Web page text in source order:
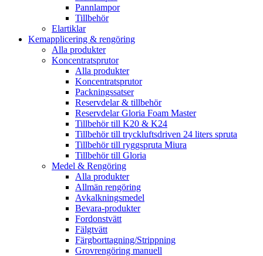
Pannlampor
Tillbehör
Elartiklar
Kemapplicering & rengöring
Alla produkter
Koncentratsprutor
Alla produkter
Koncentratsprutor
Packningssatser
Reservdelar & tillbehör
Reservdelar Gloria Foam Master
Tillbehör till K20 & K24
Tillbehör till tryckluftsdriven 24 liters spruta
Tillbehör till ryggspruta Miura
Tillbehör till Gloria
Medel & Rengöring
Alla produkter
Allmän rengöring
Avkalkningsmedel
Bevara-produkter
Fordonstvätt
Fälgtvätt
Färgborttagning/Strippning
Grovrengöring manuell